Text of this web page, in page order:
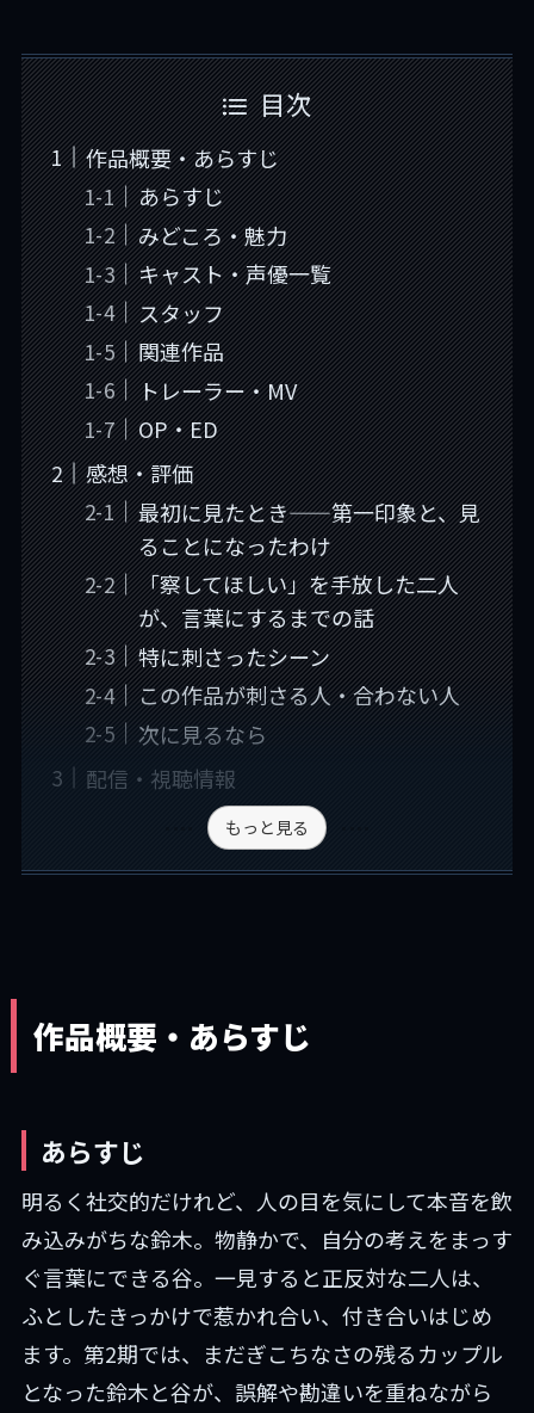
目次
作品概要・あらすじ
あらすじ
みどころ・魅力
キャスト・声優一覧
スタッフ
関連作品
トレーラー・MV
OP・ED
感想・評価
最初に見たとき——第一印象と、見
ることになったわけ
「察してほしい」を手放した二人
が、言葉にするまでの話
特に刺さったシーン
この作品が刺さる人・合わない人
次に見るなら
配信・視聴情報
もっと見る
作品概要・あらすじ
あらすじ
明るく社交的だけれど、人の目を気にして本音を飲
み込みがちな鈴木。物静かで、自分の考えをまっす
ぐ言葉にできる谷。一見すると正反対な二人は、
ふとしたきっかけで惹かれ合い、付き合いはじめ
ます。第2期では、まだぎこちなさの残るカップル
となった鈴木と谷が、誤解や勘違いを重ねながら